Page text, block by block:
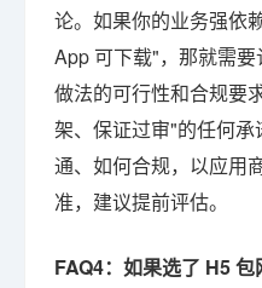
论。如果你的业务强依
App 可下载"，那就需
做法的可行性和合规要
架、保证过审"的任何
通、如何合规，以应用
准，建议提前评估。
FAQ4：如果选了 H5